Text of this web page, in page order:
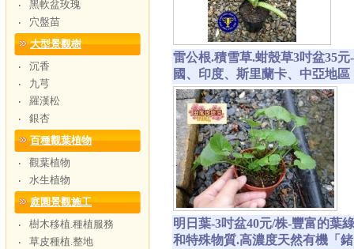
‧
黑軟盆玫瑰
‧
穴盤苗
大型景觀樹
‧
沉香
‧
九芎
‧
羅漢松
‧
銀杏
百種觀葉植物
‧
觀葉植物
‧
水生植物
庭園景觀施工
‧
樹木移植.種植服務
‧
草皮種植.整地
雷公根.積雪草.蚶殼草3吋盆35
國、印度、斯里蘭卡、中亞地
明日葉-3吋盆40元/株-豐富的葉
和特殊物質.高濃度天然有機「